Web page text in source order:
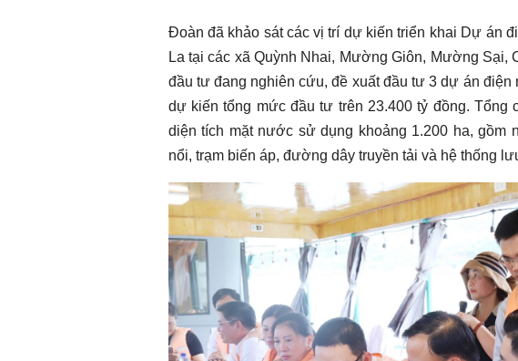
Đoàn đã khảo sát các vị trí dự kiến triển khai Dự án
La tại các xã Quỳnh Nhai, Mường Giôn, Mường Sại,
đầu tư đang nghiên cứu, đề xuất đầu tư 3 dự án
dự kiến tổng mức đầu tư trên 23.400 tỷ đồng. Tổng
diện tích mặt nước sử dụng khoảng 1.200 ha, gồm
nổi, trạm biến áp, đường dây truyền tải và hệ thống